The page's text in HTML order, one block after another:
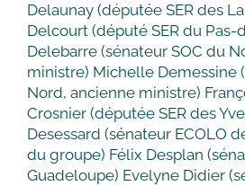
Delaunay (députée SER des
Delcourt (député SER du Pas-
Delebarre (sénateur SOC du
ministre) Michelle Demessine
Nord, ancienne ministre)
Crosnier (députée SER des
Desessard (sénateur ECOLO
du groupe) Félix Desplan
Guadeloupe) Evelyne Didier